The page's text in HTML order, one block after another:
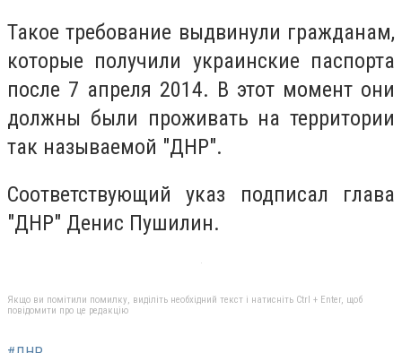
Такое требование выдвинули гражданам,
которые получили украинские паспорта
после 7 апреля 2014. В этот момент они
должны были проживать на территории
так называемой "ДНР".
Соответствующий указ подписал глава
"ДНР" Денис Пушилин.
Якщо ви помітили помилку, виділіть необхідний текст і натисніть Ctrl + Enter, щоб
повідомити про це редакцію